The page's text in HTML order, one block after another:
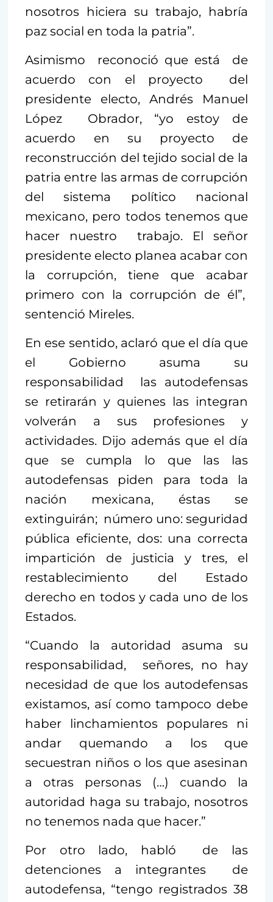
nosotros hiciera su trabajo, habría
paz social en toda la patria”.
Asimismo reconoció que está de
acuerdo con el proyecto del
presidente electo, Andrés Manuel
López Obrador, “yo estoy de
acuerdo en su proyecto de
reconstrucción del tejido social de la
patria entre las armas de corrupción
del sistema político nacional
mexicano, pero todos tenemos que
hacer nuestro trabajo. El señor
presidente electo planea acabar con
la corrupción, tiene que acabar
primero con la corrupción de él”,
sentenció Mireles.
En ese sentido, aclaró que el día que
el Gobierno asuma su
responsabilidad las autodefensas
se retirarán y quienes las integran
volverán a sus profesiones y
actividades. Dijo además que el día
que se cumpla lo que las las
autodefensas piden para toda la
nación mexicana, éstas se
extinguirán; número uno: seguridad
pública eficiente, dos: una correcta
impartición de justicia y tres, el
restablecimiento del Estado
derecho en todos y cada uno de los
Estados.
“Cuando la autoridad asuma su
responsabilidad, señores, no hay
necesidad de que los autodefensas
existamos, así como tampoco debe
haber linchamientos populares ni
andar quemando a los que
secuestran niños o los que asesinan
a otras personas (…) cuando la
autoridad haga su trabajo, nosotros
no tenemos nada que hacer.”
Por otro lado, habló de las
detenciones a integrantes de
autodefensa, “tengo registrados 38